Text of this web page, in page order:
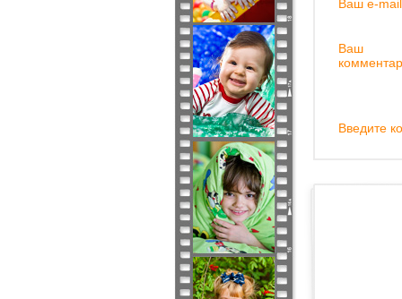
Ваш e-
Ваш
Введите